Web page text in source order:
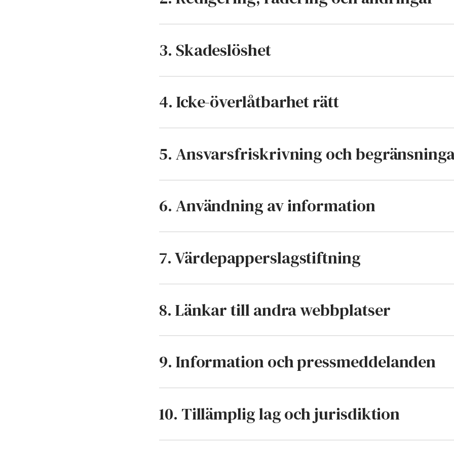
3. Skadeslöshet
4. Icke-överlåtbarhet rätt
5. Ansvarsfriskrivning och
6. Användning av information
7. Värdepapperslagstiftning
8. Länkar till andra webbplatser
9. Information och pressmeddelanden
10. Tillämplig lag och jurisdiktion